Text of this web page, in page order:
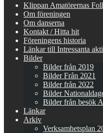
Klippan Amatörernas
Om föreningen
Om danserna
Kontakt / Hitta hit
Föreningens historia
Länkar till Intressanta
Bilder
Bilder från 2019
Bilder Från 2021
Bilder från 2022
Bilder
Bilder från besök
Länkar
Arkiv
Verksamhetsplan